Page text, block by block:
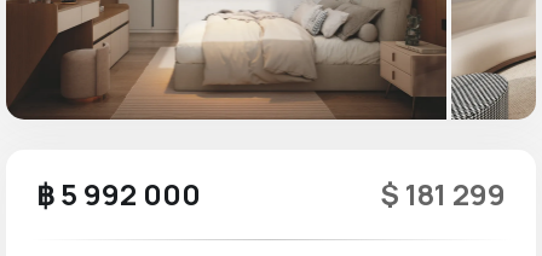
฿ 5 992 000 $ 181 299